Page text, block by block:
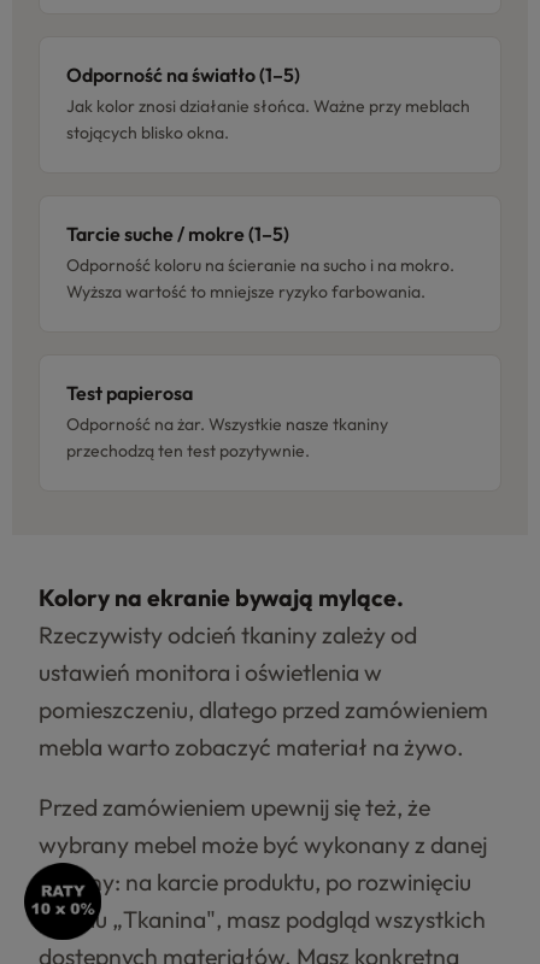
Odporność na światło (1–5)
Jak kolor znosi działanie słońca. Ważne przy meblach
stojących blisko okna.
Tarcie suche / mokre (1–5)
Odporność koloru na ścieranie na sucho i na mokro.
Wyższa wartość to mniejsze ryzyko farbowania.
Test papierosa
Odporność na żar. Wszystkie nasze tkaniny
przechodzą ten test pozytywnie.
Kolory na ekranie bywają mylące.
Rzeczywisty odcień tkaniny zależy od
ustawień monitora i oświetlenia w
pomieszczeniu, dlatego przed zamówieniem
mebla warto zobaczyć materiał na żywo.
Przed zamówieniem upewnij się też, że
wybrany mebel może być wykonany z danej
tkaniny: na karcie produktu, po rozwinięciu
panelu „Tkanina", masz podgląd wszystkich
dostępnych materiałów. Masz konkretną